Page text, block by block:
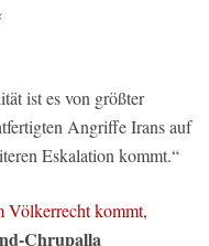
ist es von größter
Angriffe Irans auf
Eskalation kommt.“
Völkerrecht kommt,
Chrupalla